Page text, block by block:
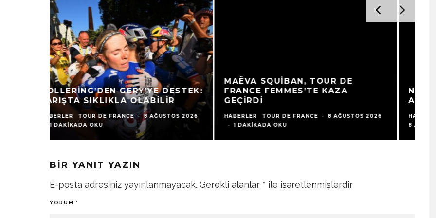
MAËVA SQUIBAN, TOUR DE
FRANCE FEMMES’TE KAZA
GEÇIRDI
HABERLER TOUR DE FRANCE ·
8 AĞUSTOS 2026
·
1 DAKIKADA OKU
NIEWIADOMA-PHINNEY:
ADALETSIZLIKLE YÜZLEŞTIM
HABERLER SONUÇLAR TOUR DE FRANCE
·
8 AĞUSTOS 2026
8
BIR YANIT YAZIN
E-posta adresiniz yayınlanmayacak. Gerekli alanlar * ile işaretlenmişlerdir
YORUM *